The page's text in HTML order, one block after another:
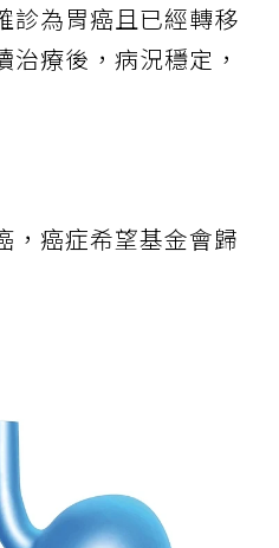
診為胃癌且已經轉移
療後，病況穩定，
，癌症希望基金會歸